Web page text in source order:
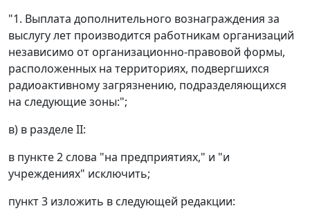
"1. Выплата дополнительного вознаграждения за
выслугу лет производится работникам организаций
независимо от организационно-правовой формы,
расположенных на территориях, подвергшихся
радиоактивному загрязнению, подразделяющихся
на следующие зоны:";
в) в разделе II:
в пункте 2 слова "на предприятиях," и "и
учреждениях" исключить;
пункт 3 изложить в следующей редакции: